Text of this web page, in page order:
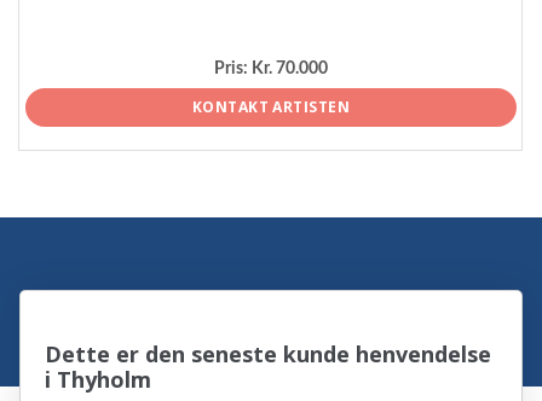
Pris: Kr. 70.000
KONTAKT ARTISTEN
Dette er den seneste kunde henvendelse
i Thyholm